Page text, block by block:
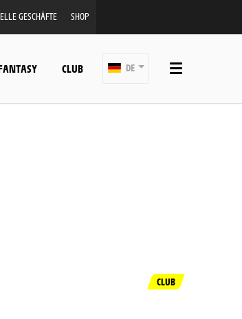
GESCHÄFTE SHOP
CLUB DE
CLUB